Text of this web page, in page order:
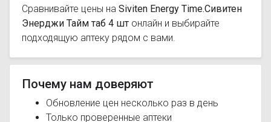
Сравнивайте цены на Siviten Energy Time.Сивитен
Энерджи Тайм таб 4 шт онлайн и выбирайте
подходящую аптеку рядом с вами.
Почему нам доверяют
Обновление цен несколько раз в день
Только проверенные аптеки